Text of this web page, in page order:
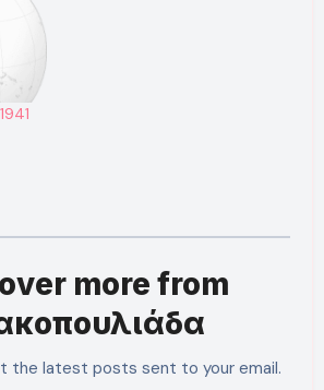
more from
the latest posts sent to your email.